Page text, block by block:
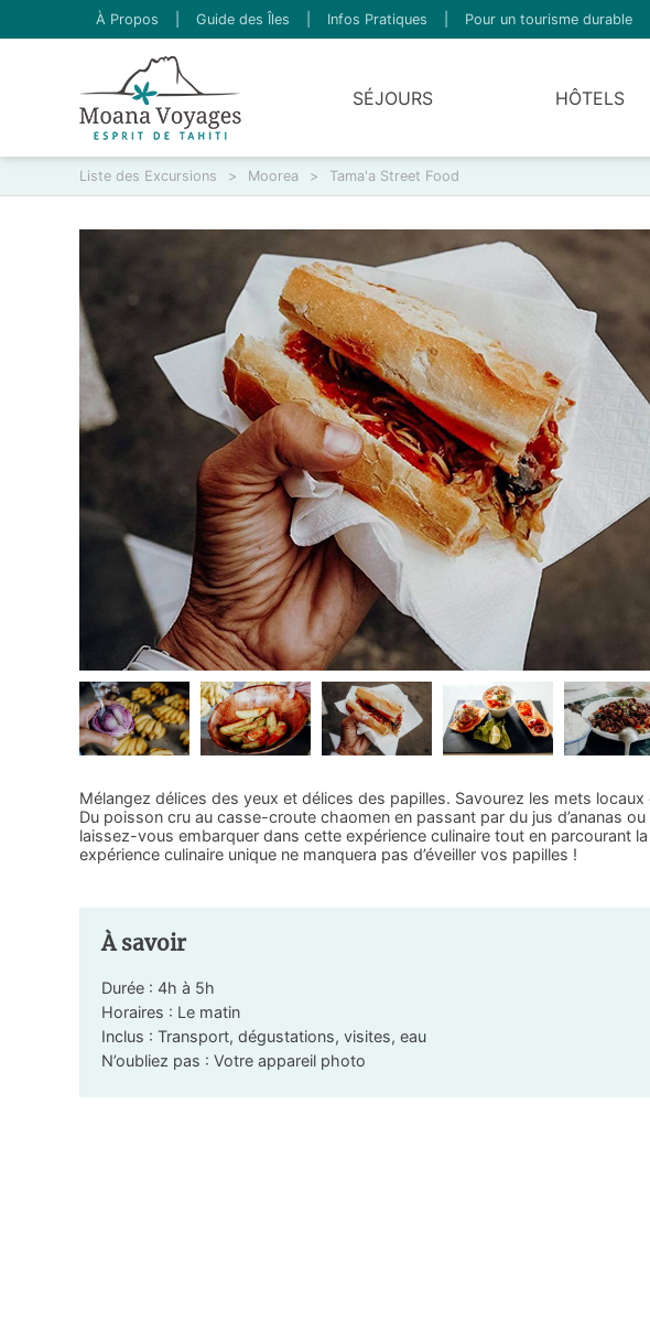
À Propos Guide des Îles Infos Pratiques Pour un tourisme durable
SÉJOURS HÔTELS
Liste des Excursions > Moorea > Tama'a Street Food
Mélangez délices des yeux et délices des papilles. Savourez les mets
Du poisson cru au casse-croute chaomen en passant par du jus d’ananas
laissez-vous embarquer dans cette expérience culinaire tout en parcourant
expérience culinaire unique ne manquera pas d’éveiller vos papilles !
À savoir
Durée : 4h à 5h
Horaires : Le matin
Inclus : Transport, dégustations, visites, eau
N’oubliez pas : Votre appareil photo